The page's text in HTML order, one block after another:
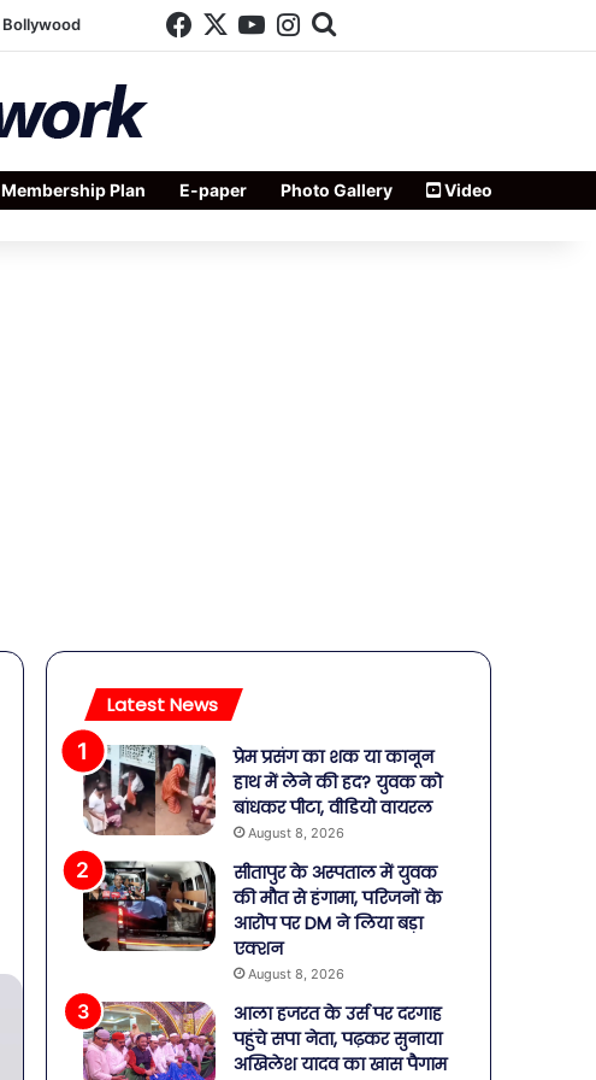
Bollywood Facebook
X YouTube
Instagram
Membership Plan E-paper Photo Gallery Video
Latest News
प्रेम प्रसंग का शक या कानून
हाथ में लेने की हद? युवक को
बांधकर पीटा, वीडियो वायरल
August 8, 2026
सीतापुर के अस्पताल में युवक
की मौत से हंगामा, परिजनों के
आरोप पर DM ने लिया बड़ा
एक्शन
August 8, 2026
आला हजरत के उर्स पर दरगाह
पहुंचे सपा नेता, पढ़कर सुनाया
अखिलेश यादव का खास पैगाम